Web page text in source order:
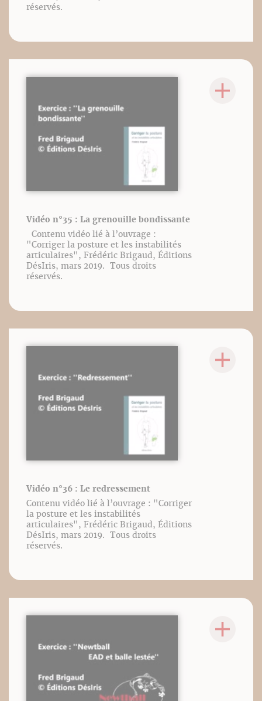
réservés.
Vidéo n°35 : La grenouille bondissante
Contenu vidéo lié à l’ouvrage :
"Corriger la posture et les instabilités
articulaires", Frédéric Brigaud, Éditions
DésIris, mars 2019. Tous droits
réservés.
Vidéo n°36 : Le redressement
Contenu vidéo lié à l’ouvrage : "Corriger
la posture et les instabilités
articulaires", Frédéric Brigaud, Éditions
DésIris, mars 2019. Tous droits
réservés.